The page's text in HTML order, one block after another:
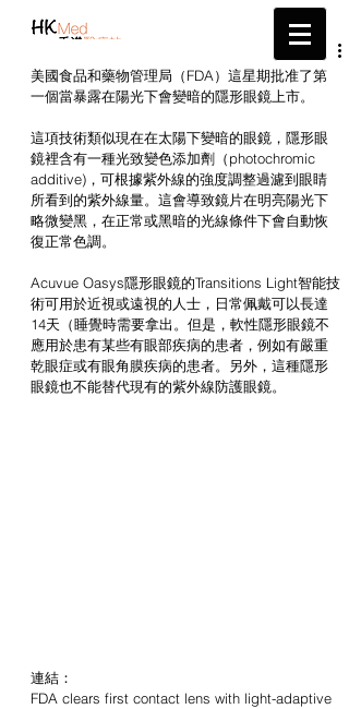
美國食品和藥物管理局（FDA）這星期批准了第
一個當暴露在陽光下會變暗的隱形眼鏡上市。
這項技術類似現在在太陽下變暗的眼鏡，隱形眼
鏡裡含有一種光致變色添加劑（photochromic
additive)，可根據紫外線的強度調整過濾到眼睛
所看到的紫外線量。這會導致鏡片在明亮陽光下
略微變黑，在正常或黑暗的光線條件下會自動恢
復正常色調。
Acuvue Oasys隱形眼鏡的Transitions Light智能技
術可用於近視或遠視的人士，日常佩戴可以長達
14天（睡覺時需要拿出。但是，軟性隱形眼鏡不
應用於患有某些有眼部疾病的患者，例如有嚴重
乾眼症或有眼角膜疾病的患者。另外，這種隱形
眼鏡也不能替代現有的紫外線防護眼鏡。
連結：
FDA clears first contact lens with light-adaptive